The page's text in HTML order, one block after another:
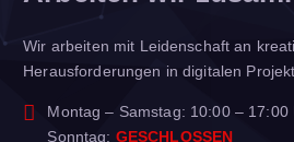
Wir arbeiten mit Leidenschaft an
Herausforderungen in digitalen
Montag – Samstag: 10:00 – 17:00
Sonntag: GESCHLOSSEN